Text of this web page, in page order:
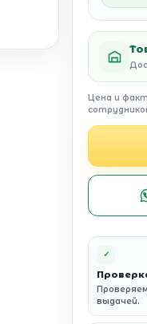
Цена и
✓
выдачей.